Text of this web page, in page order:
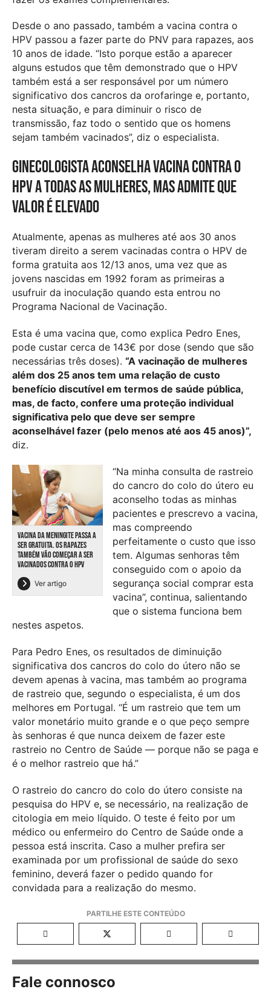
Desde o ano passado, também a vacina contra o
HPV passou a fazer parte do PNV para rapazes, aos
10 anos de idade. “Isto porque estão a aparecer
alguns estudos que têm demonstrado que o HPV
também está a ser responsável por um número
significativo dos cancros da orofaringe e, portanto,
nesta situação, e para diminuir o risco de
transmissão, faz todo o sentido que os homens
sejam também vacinados”, diz o especialista.
Ginecologista aconselha vacina contra o
HPV a todas as mulheres, mas admite que
valor é elevado
Atualmente, apenas as mulheres até aos 30 anos
tiveram direito a serem vacinadas contra o HPV de
forma gratuita aos 12/13 anos, uma vez que as
jovens nascidas em 1992 foram as primeiras a
usufruir da inoculação quando esta entrou no
Programa Nacional de Vacinação.
Esta é uma vacina que, como explica Pedro Enes,
pode custar cerca de 143€ por dose (sendo que são
necessárias três doses). “A vacinação de mulheres
além dos 25 anos tem uma relação de custo
benefício discutível em termos de saúde pública,
mas, de facto, confere uma proteção individual
significativa pelo que deve ser sempre
aconselhável fazer (pelo menos até aos 45 anos)”,
diz.
VACINA DA MENINGITE PASSA A
SER GRATUITA. OS RAPAZES
TAMBÉM VÃO COMEÇAR A SER
VACINADOS CONTRA O HPV
Ver artigo
“Na minha consulta de rastreio
do cancro do colo do útero eu
aconselho todas as minhas
pacientes e prescrevo a vacina,
mas compreendo
perfeitamente o custo que isso
tem. Algumas senhoras têm
conseguido com o apoio da
segurança social comprar esta
vacina”, continua, salientando
que o sistema funciona bem
nestes aspetos.
Para Pedro Enes, os resultados de diminuição
significativa dos cancros do colo do útero não se
devem apenas à vacina, mas também ao programa
de rastreio que, segundo o especialista, é um dos
melhores em Portugal. “É um rastreio que tem um
valor monetário muito grande e o que peço sempre
às senhoras é que nunca deixem de fazer este
rastreio no Centro de Saúde — porque não se paga e
é o melhor rastreio que há.”
O rastreio do cancro do colo do útero consiste na
pesquisa do HPV e, se necessário, na realização de
citologia em meio líquido. O teste é feito por um
médico ou enfermeiro do Centro de Saúde onde a
pessoa está inscrita. Caso a mulher prefira ser
examinada por um profissional de saúde do sexo
feminino, deverá fazer o pedido quando for
convidada para a realização do mesmo.
Fale connosco